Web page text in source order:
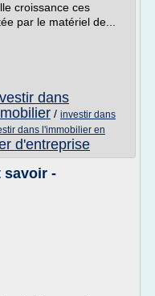
croissance ces
par le matériel de...
dans
/ investir dans
dans l'immobilier en
d'entreprise
savoir -